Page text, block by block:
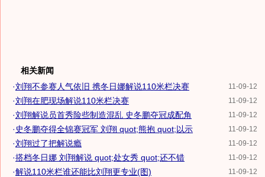
相关新闻
11-09-12
·刘翔不参赛人气依旧 携冬日娜解说110米栏决赛
11-09-12
·刘翔在肥现场解说110米栏决赛
11-09-12
·刘翔解说员首秀险些制造混乱 史冬鹏夺冠成配角
11-09-12
· 史冬鹏夺得全锦赛冠军 刘翔 quot;熊抱 quot;以示
11-09-12
·刘翔过了把解说瘾
11-09-12
·搭档冬日娜 刘翔解说 quot;处女秀 quot;还不错
11-09-12
·解说110米栏谁还能比刘翔更专业(图)